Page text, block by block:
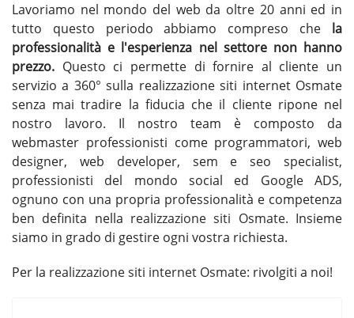
Lavoriamo nel mondo del web da oltre 20 anni ed in
tutto questo periodo abbiamo compreso che la
professionalità e l'esperienza nel settore non hanno
prezzo. Questo ci permette di fornire al cliente un
servizio a 360° sulla realizzazione siti internet Osmate
senza mai tradire la fiducia che il cliente ripone nel
nostro lavoro. Il nostro team è composto da
webmaster professionisti come programmatori, web
designer, web developer, sem e seo specialist,
professionisti del mondo social ed Google ADS,
ognuno con una propria professionalità e competenza
ben definita nella realizzazione siti Osmate. Insieme
siamo in grado di gestire ogni vostra richiesta.
Per la realizzazione siti internet Osmate: rivolgiti a noi!